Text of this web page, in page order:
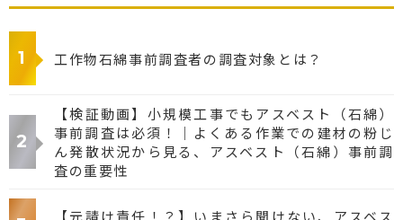
工作物石綿事前調査者の調査対象とは？
【検証動画】小規模工事でもアスベスト（石綿）
事前調査は必須！｜よくある作業での建材の粉じ
ん発散状況から見る、アスベスト（石綿）事前調
査の重要性
【元請け責任！？】いまさら聞けない、アスベス